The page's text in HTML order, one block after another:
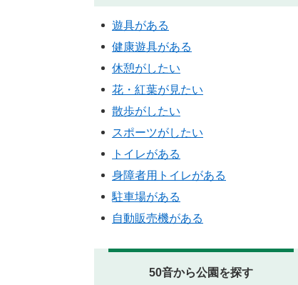
遊具がある
健康遊具がある
休憩がしたい
花・紅葉が見たい
散歩がしたい
スポーツがしたい
トイレがある
身障者用トイレがある
駐車場がある
自動販売機がある
50音から公園を探す